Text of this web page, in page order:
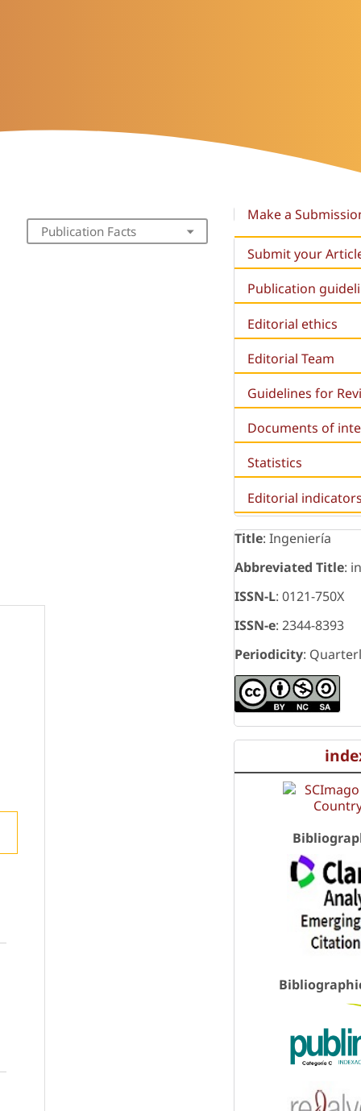
Publication Facts
Make a
Submit your
Publication
Editorial ethics
Editorial Team
Guidelines for
Documents of
Statistics
Editorial
Title: Ingeniería
Abbreviated Title:
ISSN-L: 0121-750X
ISSN-e: 2344-8393
Periodicity: